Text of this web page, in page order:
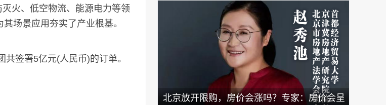
火、低空物流、能源电力等领
场景应用夯实了产业根基。
签署5亿元(人民币)的订单。
北京放开限购，房价会涨吗？专家：房价会呈